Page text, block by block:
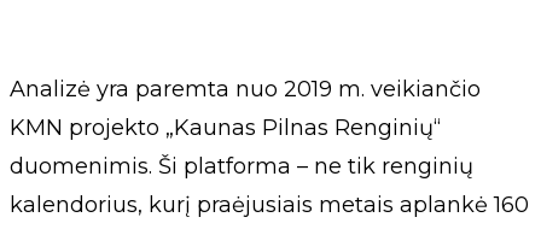
Analizė yra paremta nuo 2019 m. veikiančio
KMN projekto „Kaunas Pilnas Renginių“
duomenimis. Ši platforma – ne tik renginių
kalendorius, kurį praėjusiais metais aplankė 160